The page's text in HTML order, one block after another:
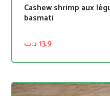
Cashew shrimp aux
basmati
13,9د.ت